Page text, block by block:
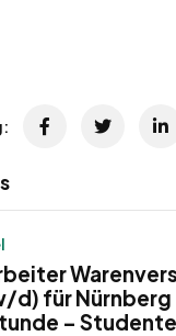
d) für Nürnberg
–